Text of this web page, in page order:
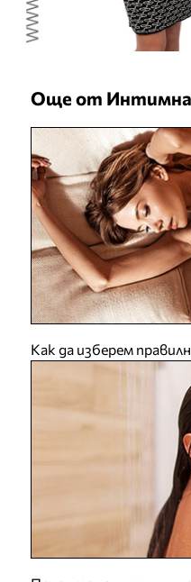
Още от Интимна
Как да изберем